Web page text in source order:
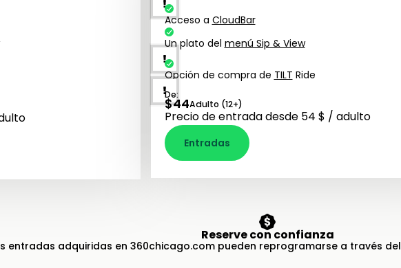
Acceso a CloudBar
Un plato del menú Sip & View
Opción de compra de TILT Ride
De:
$44Adulto (12+)
Precio de entrada desde 54 $ / adulto
Entradas
Reserve con confianza
entradas adquiridas en 360chicago.com pueden reprogramarse a través del